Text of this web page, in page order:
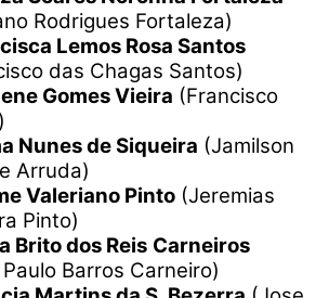
Rodrigues Fortaleza)
Lemos Rosa Santos
das Chagas Santos)
Gomes Vieira (Francisco
Nunes de Siqueira (Jamilson
Arruda)
Valeriano Pinto (Jeremias
Pinto)
Brito dos Reis Carneiros
Barros Carneiro)